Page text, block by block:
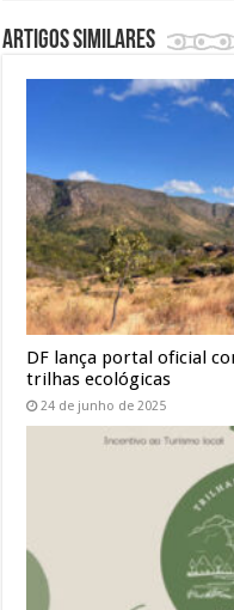
Artigos similares
DF lança portal oficial
trilhas ecológicas
24 de junho de 2025